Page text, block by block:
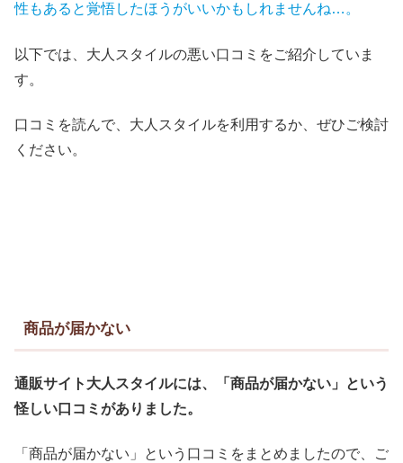
性もある と覚悟したほうがいいかもしれませんね…。
以下では、大人スタイルの悪い口コミをご紹介していま
す。
口コミを読んで、大人スタイルを利用するか、ぜひご検討
ください。
商品が届かない
通販サイト大人スタイルには、「商品が届かない」という
怪しい口コミ がありました。
「商品が届かない」という口コミをまとめましたので、ご